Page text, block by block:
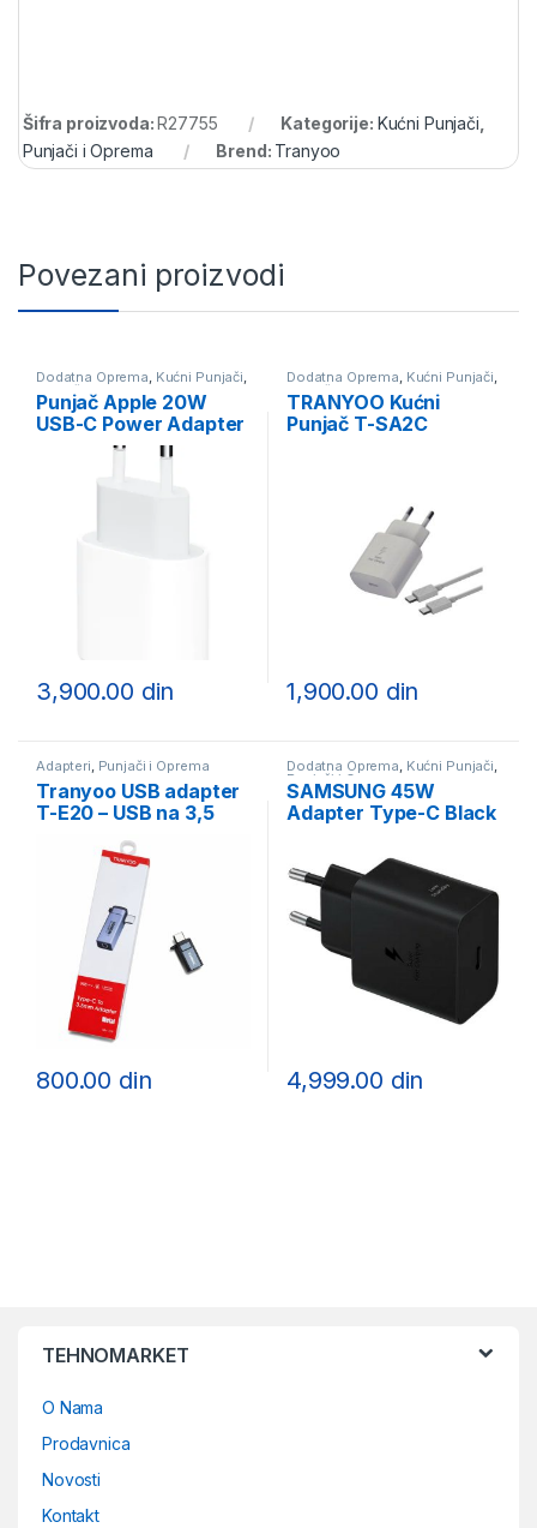
Šifra proizvoda:R27755 Kategorije: Kućni Punjači
Punjači i Oprema
Brend: Tranyoo
Povezani proizvodi
Dodatna Oprema, Kućni Punjači,
Punjači i Oprema
Punjač Apple 20W
USB-C Power Adapter
(md3j4zm/a) – iPhone
3,900.00 din
Dodatna Oprema, Kućni Punjači,
Punjači i Oprema
TRANYOO Kućni
Punjač T-SA2C
1,900.00 din
Adapteri, Punjači i Oprema
Tranyoo USB adapter
T-E20 – USB na 3,5
800.00 din
Dodatna Oprema, Kućni Punjači,
Punjači i Oprema
SAMSUNG 45W
Adapter Type-C Black
4,999.00 din
TEHNOMARKET
O Nama
Prodavnica
Novosti
Kontakt